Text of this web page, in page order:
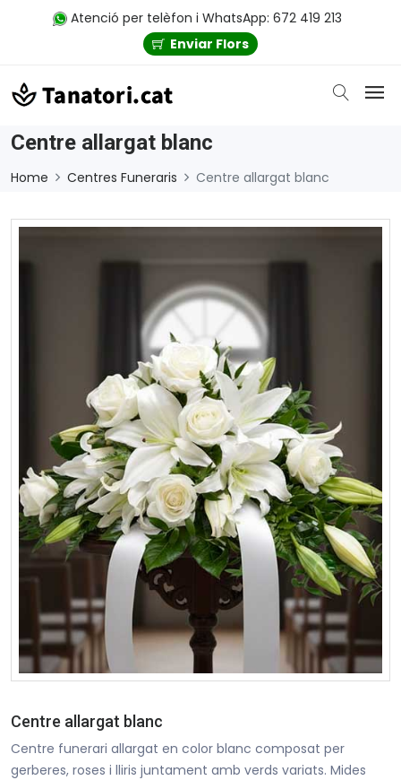
Atenció per telèfon i WhatsApp: 672 419 213
Enviar Flors
Centre allargat blanc
Home Centres Funeraris Centre allargat blanc
Centre allargat blanc
Centre funerari allargat en color blanc composat per
gerberes, roses i lliris juntament amb verds variats. Mides